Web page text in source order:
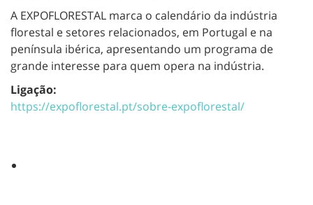
A EXPOFLORESTAL marca o calendário da indústria
florestal e setores relacionados, em Portugal e na
península ibérica, apresentando um programa de
grande interesse para quem opera na indústria.
Ligação:
https://expoflorestal.pt/sobre-expoflorestal/